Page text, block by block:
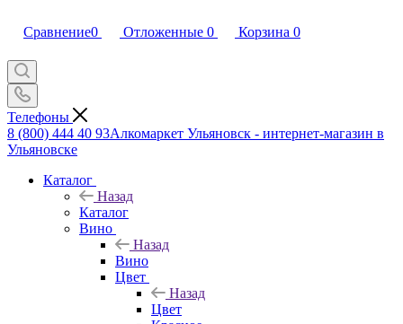
Сравнение0 Отложенные 0 Корзина 0
Телефоны
8 (800) 444 40 93Алкомаркет Ульяновск - интернет-магазин в
Ульяновске
Каталог
Назад
Каталог
Вино
Назад
Вино
Цвет
Назад
Цвет